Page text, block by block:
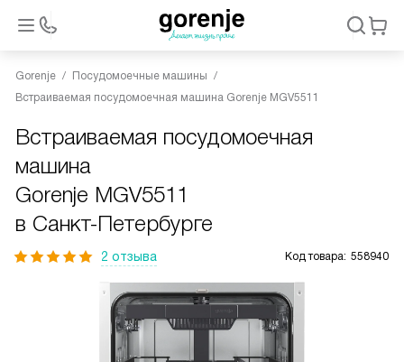
Gorenje
Посудомоечные машины
Встраиваемая посудомоечная машина Gorenje MGV5511
Встраиваемая посудомоечная
машина
Gorenje MGV5511
в Санкт-Петербурге
2 отзыва Код товара: 558940